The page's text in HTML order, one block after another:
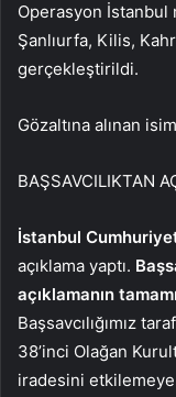
Operasyon İstanbul
Şanlıurfa, Kilis,
gerçekleştirildi.
Gözaltına alınan
BAŞSAVCILIKTAN
İstanbul Cumhuriyet
açıklama yaptı.
açıklamanın
Başsavcılığımız
38’inci Olağan
iradesini